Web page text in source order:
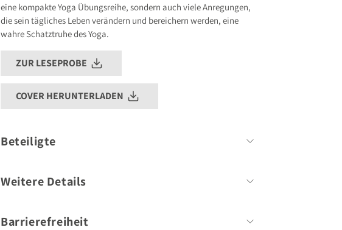
eine kompakte Yoga Übungsreihe, sondern auch viele Anregungen,
die sein tägliches Leben verändern und bereichern werden, eine
wahre Schatztruhe des Yoga.
ZUR LESEPROBE
COVER HERUNTERLADEN
Beteiligte
Weitere Details
Barrierefreiheit